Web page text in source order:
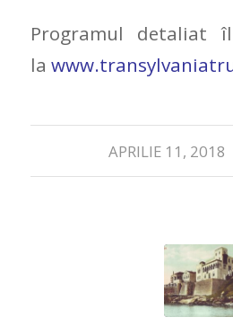
Programul detaliat
la
APRILIE 11, 2018
/